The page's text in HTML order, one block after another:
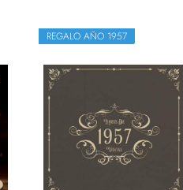
REGALO AÑO 1957